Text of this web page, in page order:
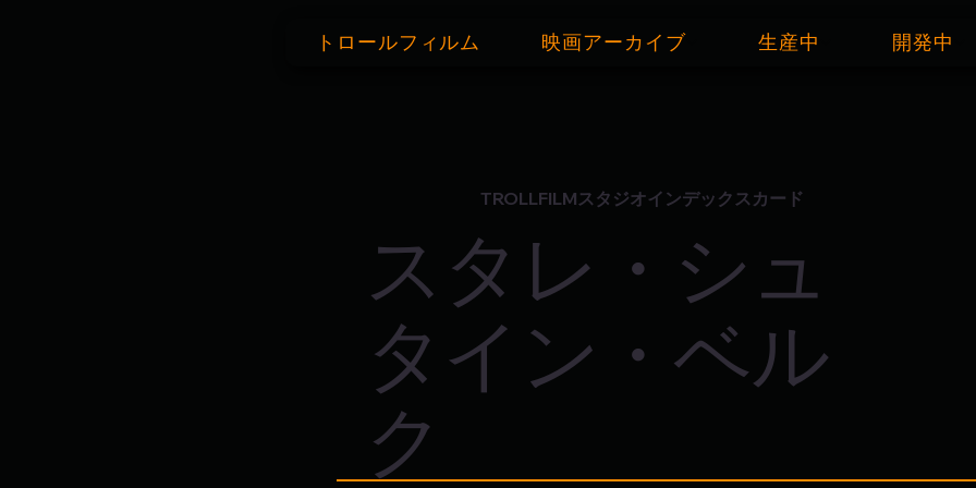
トロールフィルム 映画アーカイブ 生産中 開発中
TROLLFILMスタジオインデックスカード
スタレ・シュ
タイン・ベル
ク